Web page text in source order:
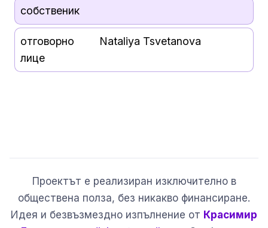
собственик
отговорно
лице
Nataliya Tsvetanova
Проектът е реализиран изключително в
обществена полза, без никакво финансиране.
Идея и безвъзмездно изпълнение от Красимир